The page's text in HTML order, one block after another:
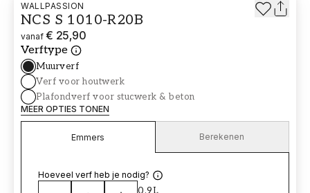
WALLPASSION
NCS S 1010-R20B
vanaf € 25,90
Verftype
Muurverf
Verf voor houtwerk
Plafondverf voor stucwerk & beton
MEER OPTIES TONEN
Emmers Berekenen
Hoeveel verf heb je nodig?